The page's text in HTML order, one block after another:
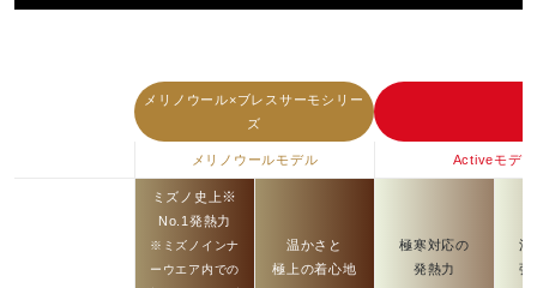
メリノウール×ブレスサーモシリー
ズ
メリノウールモデル Activeモデル
ミズノ史上※
No.1発熱力
※ミズノインナ
ーウエア内での
温かさと
極上の着心地
極寒対応の
発熱力
汗
強